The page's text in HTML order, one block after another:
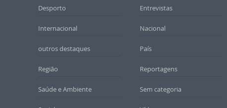
Desporto Entrevistas
Internacional Nacional
outros destaques País
Região Reportagens
Saúde e Ambiente Sem categoria